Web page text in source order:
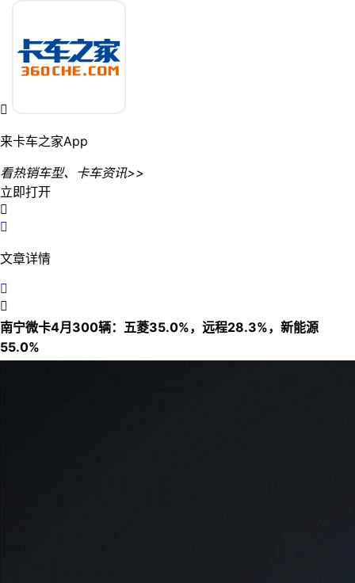

来卡车之家App
看热销车型、卡车资讯>>
立即打开


文章详情


南宁微卡4月300辆：五菱35.0%，远程28.3%，新能源
55.0%